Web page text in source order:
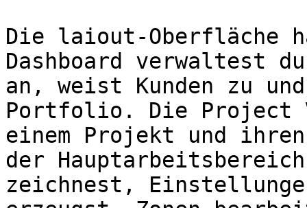
Die laiout-Oberfläche
Dashboard verwaltest
an, weist Kunden zu
Portfolio. Die Project
einem Projekt und
der
zeichnest,